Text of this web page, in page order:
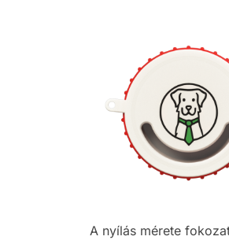
A nyílás mérete